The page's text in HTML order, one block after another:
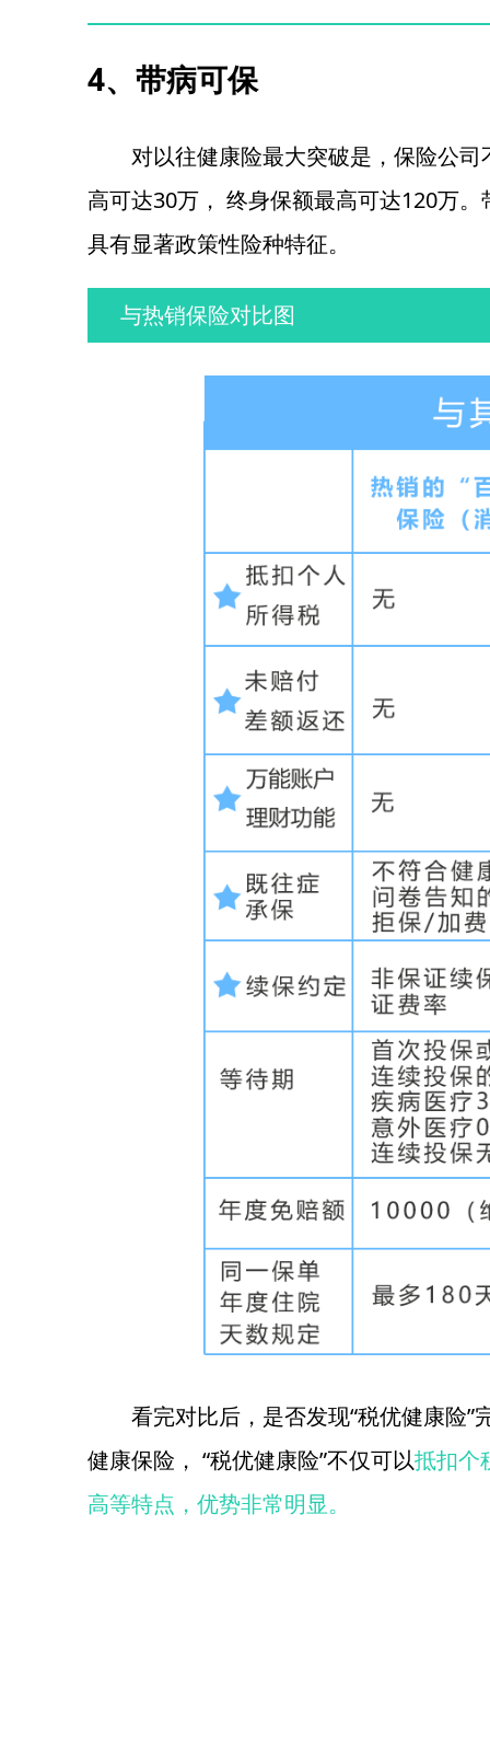
4、带病可保
对以往健康险最大突破是，保险公
高可达30万， 终身保额最高可达120万
具有显著政策性险种特征。
与热销保险对比图
看完对比后，是否发现“税优健康险
健康保险， “税优健康险”不仅可以抵扣个
高等特点，优势非常明显。